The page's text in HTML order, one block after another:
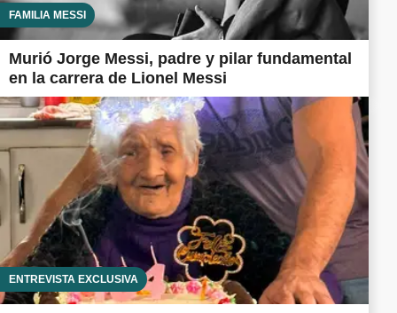
FAMILIA MESSI
Murió Jorge Messi, padre y pilar fundamental
en la carrera de Lionel Messi
ENTREVISTA EXCLUSIVA